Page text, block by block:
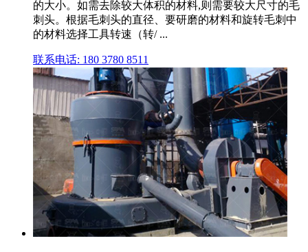
的大小。如需去除较大体积的材料,则需要较大尺寸的毛
刺头。根据毛刺头的直径、要研磨的材料和旋转毛刺中
的材料选择工具转速（转/ ...
联系电话: 180 3780 8511